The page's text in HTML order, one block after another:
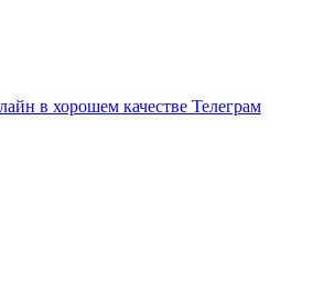
в хорошем качестве Телеграм